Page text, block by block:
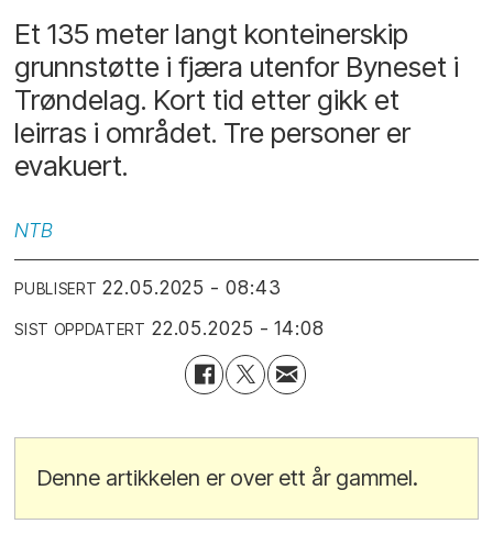
Et 135 meter langt konteinerskip
grunnstøtte i fjæra utenfor Byneset i
Trøndelag. Kort tid etter gikk et
leirras i området. Tre personer er
evakuert.
NTB
PUBLISERT 22.05.2025 - 08:43
SIST OPPDATERT 22.05.2025 - 14:08
Denne artikkelen er over ett år gammel.